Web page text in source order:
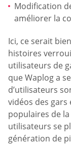
Modification
améliorer la
Ici, ce serait
histoires
utilisateurs de
que Waplog a
d’utilisateurs
vidéos des gars
populaires de
utilisateurs se
génération de